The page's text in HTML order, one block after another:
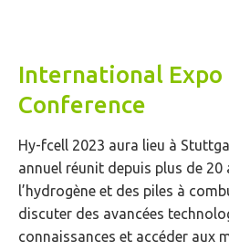
International Expo
Conference
Hy-fcell 2023 aura lieu à
annuel réunit depuis plus de
l’hydrogène et des piles à
discuter des avancées
connaissances et accéder aux